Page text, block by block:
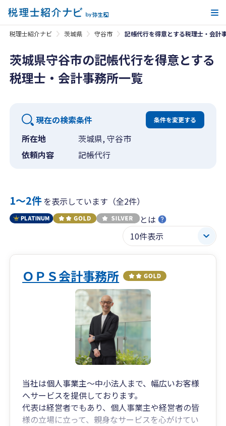
税理士紹介ナビ 茨城県 守谷市 記帳代行を得意とする税理士・会計
茨城県守谷市の記帳代行を得意とする
税理士・会計事務所一覧
現在の検索条件 条件を変更する
所在地
茨城県, 守谷市
依頼内容
記帳代行
1〜2件を表示しています（全2件）
とは
ＯＰＳ会計事務所
当社は個人事業主～中小法人まで、幅広いお客様
へサービスを提供しております。
代表は経営者でもあり、個人事業主や経営者の皆
様の立場に立って、親身なサービスを心がけてい